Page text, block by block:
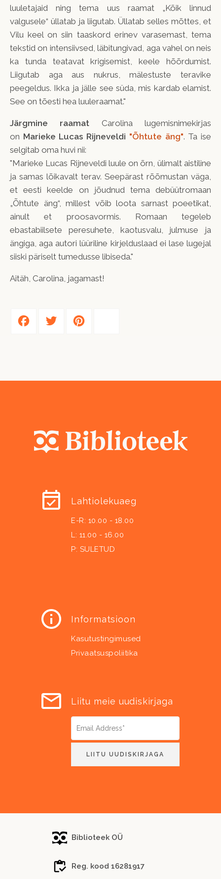
luuletajaid ning tema uus raamat „Kõik linnud
valgusele“ üllatab ja liigutab. Üllatab selles mõttes, et
Vilu keel on siin taaskord erinev varasemast, tema
tekstid on intensiivsed, läbitungivad, aga vahel on neis
ka tunda teatavat krigisemist, keele hõõrdumist.
Liigutab aga aus nukrus, mälestuste teravike
peegeldus. Ikka ja jälle see süda, mis kardab elamist.
See on tõesti hea luuleraamat."
Järgmine raamat Carolina lugemisnimekirjas
on Marieke Lucas Rijneveldi "Õhtute äng". Ta ise
selgitab oma huvi nii:
"Marieke Lucas Rijneveldi luule on õrn, ülimalt aistiline
ja samas lõikavalt terav. Seepärast rõõmustan väga,
et eesti keelde on jõudnud tema debüütromaan
„Õhtute äng“, millest võib loota sarnast poeetikat,
ainult et proosavormis. Romaan tegeleb
ebastabiilsete peresuhete, kaotusvalu, julmuse ja
ängiga, aga autori lüüriline kirjelduslaad ei lase lugejal
siiski päriselt tumedusse libiseda."
Aitäh, Carolina, jagamast!
Lahtiolekuaeg
E-R: 10.00 - 18.00
L: 11.00 - 16.00
P: SULETUD
Informatsioon
Kasutustingimused
Privaatsuspoliitika
Liitu meie uudiskirjaga
Biblioteek OÜ
Reg. kood 16281917